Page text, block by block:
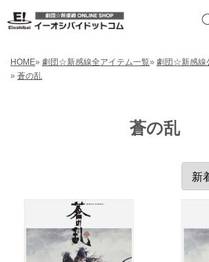
HOME» 劇団☆新感線全アイテム一覧» 劇団☆新感線
» 蒼の乱
蒼の乱